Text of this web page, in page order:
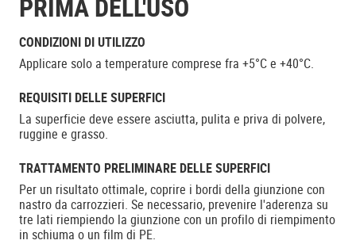
CONDIZIONI DI UTILIZZO
Applicare solo a temperature comprese fra +5°C e +40°C.
REQUISITI DELLE SUPERFICI
La superficie deve essere asciutta, pulita e priva di polvere,
ruggine e grasso.
TRATTAMENTO PRELIMINARE DELLE SUPERFICI
Per un risultato ottimale, coprire i bordi della giunzione con
nastro da carrozzieri. Se necessario, prevenire l'aderenza su
tre lati riempiendo la giunzione con un profilo di riempimento
in schiuma o un film di PE.